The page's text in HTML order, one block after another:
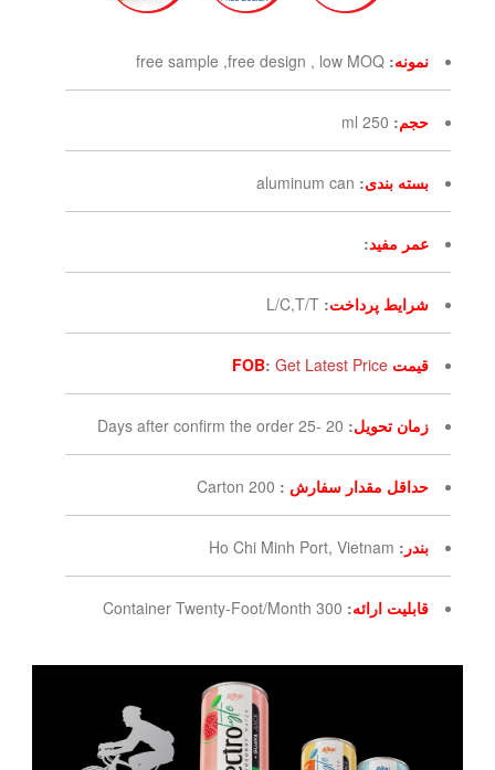
نمونه:
free sample ,free design , low MOQ
حجم:
250 ml
بسته بندی:
aluminum can
عمر مفید:
شرایط پرداخت:
L/C,T/T
قیمت FOB : Get Latest Price
زمان تحویل:
20 -25 Days after confirm the order
حداقل مقدار سفارش :
200 Carton
بندر :
Ho Chi Minh Port, Vietnam
قابلیت ارائه:
300 Container Twenty-Foot/Month